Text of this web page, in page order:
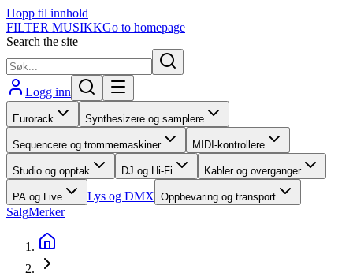
Hopp til innhold
FILTER MUSIKKGo to homepage
Search the site
Logg inn
Eurorack Synthesizere og samplere
Sequencere og trommemaskiner MIDI-kontrollere
Studio og opptak DJ og Hi-Fi Kabler og overganger
PA og Live Lys og DMX Oppbevaring og transport
SalgMerker